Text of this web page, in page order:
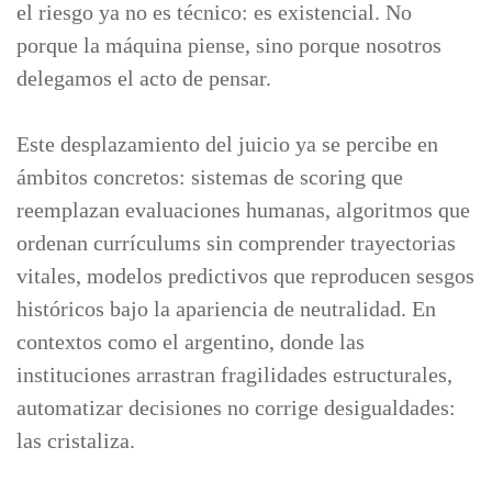
el riesgo ya no es técnico: es existencial. No
porque la máquina piense, sino porque nosotros
delegamos el acto de pensar.
Este desplazamiento del juicio ya se percibe en
ámbitos concretos: sistemas de scoring que
reemplazan evaluaciones humanas, algoritmos que
ordenan currículums sin comprender trayectorias
vitales, modelos predictivos que reproducen sesgos
históricos bajo la apariencia de neutralidad. En
contextos como el argentino, donde las
instituciones arrastran fragilidades estructurales,
automatizar decisiones no corrige desigualdades:
las cristaliza.